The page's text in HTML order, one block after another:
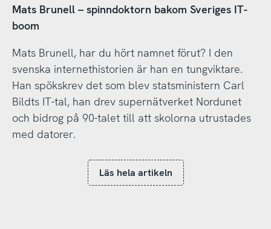
Mats Brunell – spinndoktorn bakom Sveriges IT-
boom
Mats Brunell, har du hört namnet förut? I den
svenska internethistorien är han en tungviktare.
Han spökskrev det som blev statsministern Carl
Bildts IT-tal, han drev supernätverket Nordunet
och bidrog på 90-talet till att skolorna utrustades
med datorer.
Läs hela artikeln